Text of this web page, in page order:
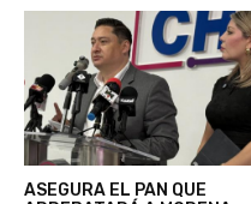
ASEGURA EL PAN QUE